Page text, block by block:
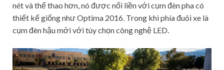
nét và thể thao hơn, nó được nối liền với cụm đèn pha có
thiết kế giống như Optima 2016. Trong khi phía đuôi xe là
cụm đèn hậu mới với tùy chọn công nghệ LED.